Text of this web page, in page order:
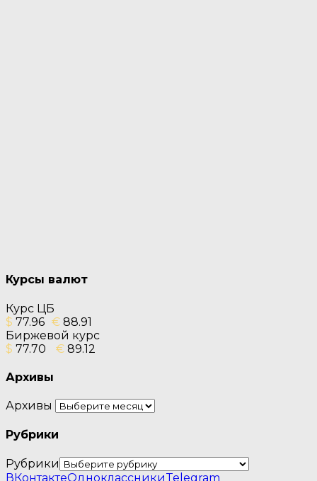
Курсы валют
Курс ЦБ
$ 77.96 € 88.91
Биржевой курс
$ 77.70 € 89.12
Архивы
Архивы
Рубрики
Рубрики
ВКонтактеОдноклассникиTelegram